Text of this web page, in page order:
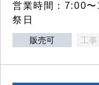
営業時間：7:00
祭日
販売可 工